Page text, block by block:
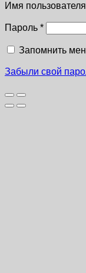
Имя
Пароль *
Запомнить
Забыли свой